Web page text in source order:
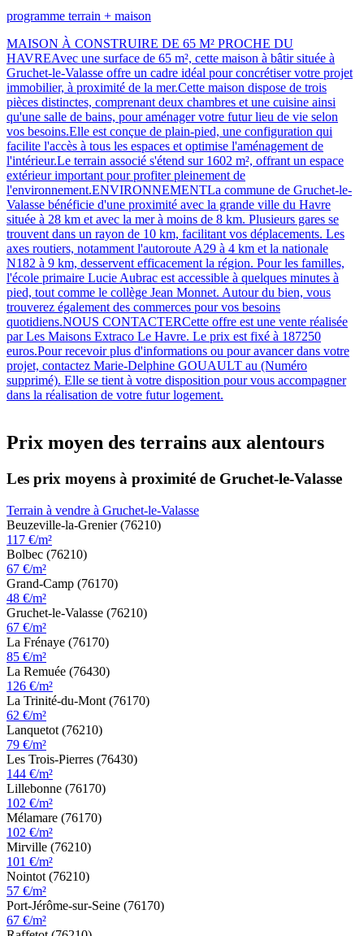
programme terrain + maison
MAISON À CONSTRUIRE DE 65 M² PROCHE DU
HAVREAvec une surface de 65 m², cette maison à bâtir située à
Gruchet-le-Valasse offre un cadre idéal pour concrétiser votre projet
immobilier, à proximité de la mer.Cette maison dispose de trois
pièces distinctes, comprenant deux chambres et une cuisine ainsi
qu'une salle de bains, pour aménager votre futur lieu de vie selon
vos besoins.Elle est conçue de plain-pied, une configuration qui
facilite l'accès à tous les espaces et optimise l'aménagement de
l'intérieur.Le terrain associé s'étend sur 1602 m², offrant un espace
extérieur important pour profiter pleinement de
l'environnement.ENVIRONNEMENTLa commune de Gruchet-le-
Valasse bénéficie d'une proximité avec la grande ville du Havre
située à 28 km et avec la mer à moins de 8 km. Plusieurs gares se
trouvent dans un rayon de 10 km, facilitant vos déplacements. Les
axes routiers, notamment l'autoroute A29 à 4 km et la nationale
N182 à 9 km, desservent efficacement la région. Pour les familles,
l'école primaire Lucie Aubrac est accessible à quelques minutes à
pied, tout comme le collège Jean Monnet. Autour du bien, vous
trouverez également des commerces pour vos besoins
quotidiens.NOUS CONTACTERCette offre est une vente réalisée
par Les Maisons Extraco Le Havre. Le prix est fixé à 187250
euros.Pour recevoir plus d'informations ou pour avancer dans votre
projet, contactez Marie-Delphine GOUAULT au (Numéro
supprimé). Elle se tient à votre disposition pour vous accompagner
dans la réalisation de votre futur logement.
Prix moyen des terrains aux alentours
Les prix moyens à proximité de Gruchet-le-Valasse
Terrain à vendre à Gruchet-le-Valasse
Beuzeville-la-Grenier (76210)
117 €/m²
Bolbec (76210)
67 €/m²
Grand-Camp (76170)
48 €/m²
Gruchet-le-Valasse (76210)
67 €/m²
La Frénaye (76170)
85 €/m²
La Remuée (76430)
126 €/m²
La Trinité-du-Mont (76170)
62 €/m²
Lanquetot (76210)
79 €/m²
Les Trois-Pierres (76430)
144 €/m²
Lillebonne (76170)
102 €/m²
Mélamare (76170)
102 €/m²
Mirville (76210)
101 €/m²
Nointot (76210)
57 €/m²
Port-Jérôme-sur-Seine (76170)
67 €/m²